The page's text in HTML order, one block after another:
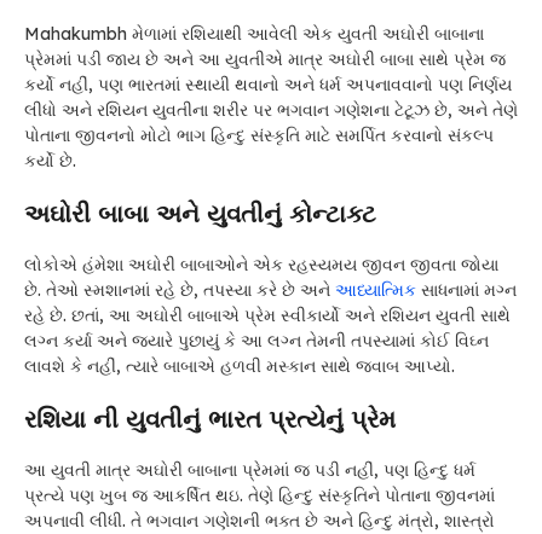
Mahakumbh મેળામાં રશિયાથી આવેલી એક યુવતી અઘોરી બાબાના
પ્રેમમાં પડી જાય છે અને આ યુવતીએ માત્ર અઘોરી બાબા સાથે પ્રેમ જ
કર્યો નહીં, પણ ભારતમાં સ્થાયી થવાનો અને ધર્મ અપનાવવાનો પણ નિર્ણય
લીધો અને રશિયન યુવતીના શરીર પર ભગવાન ગણેશના ટેટૂઝ છે, અને તેણે
પોતાના જીવનનો મોટો ભાગ હિન્દુ સંસ્કૃતિ માટે સમર્પિત કરવાનો સંકલ્પ
કર્યો છે.
અઘોરી બાબા અને યુવતીનું કોન્ટાક્ટ
લોકોએ હંમેશા અઘોરી બાબાઓને એક રહસ્યમય જીવન જીવતા જોયા
છે. તેઓ સ્મશાનમાં રહે છે, તપસ્યા કરે છે અને આધ્યાત્મિક સાધનામાં મગ્ન
રહે છે. છતાં, આ અઘોરી બાબાએ પ્રેમ સ્વીકાર્યો અને રશિયન યુવતી સાથે
લગ્ન કર્યા અને જ્યારે પુછાયું કે આ લગ્ન તેમની તપસ્યામાં કોઈ વિઘ્ન
લાવશે કે નહીં, ત્યારે બાબાએ હળવી મસ્કાન સાથે જવાબ આપ્યો.
રશિયા ની યુવતીનું ભારત પ્રત્યેનું પ્રેમ
આ યુવતી માત્ર અઘોરી બાબાના પ્રેમમાં જ પડી નહીં, પણ હિન્દુ ધર્મ
પ્રત્યે પણ ખુબ જ આકર્ષિત થઇ. તેણે હિન્દુ સંસ્કૃતિને પોતાના જીવનમાં
અપનાવી લીધી. તે ભગવાન ગણેશની ભક્ત છે અને હિન્દુ મંત્રો, શાસ્ત્રો